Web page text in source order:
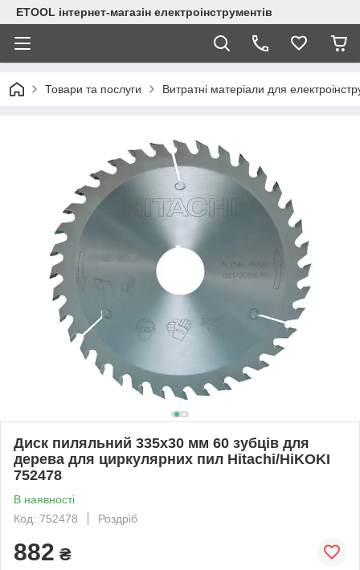
ETOOL інтернет-магазін електроінструментів
Товари та послуги Витратні матеріали для
Диск пиляльний 335х30 мм 60 зубців для
дерева для циркулярних пил Hitachi/HiKOKI
752478
В наявності
Код: 752478
Роздріб
882 ₴